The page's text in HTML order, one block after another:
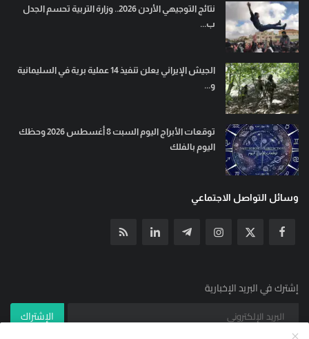
نتائج التوجيهي الأردن 2026.. وزارة التربية تحسم الجدل
ب...
الجيش الإيراني يعلن تنفيذ 14 عملية برية في السليمانية
و...
توقعات الأبراج اليوم السبت 8 أغسطس 2026 وحظك
اليوم بالفلك
وسائل التواصل الاجتماعي
إشترك في البريد الإخبارية
الإشتراك